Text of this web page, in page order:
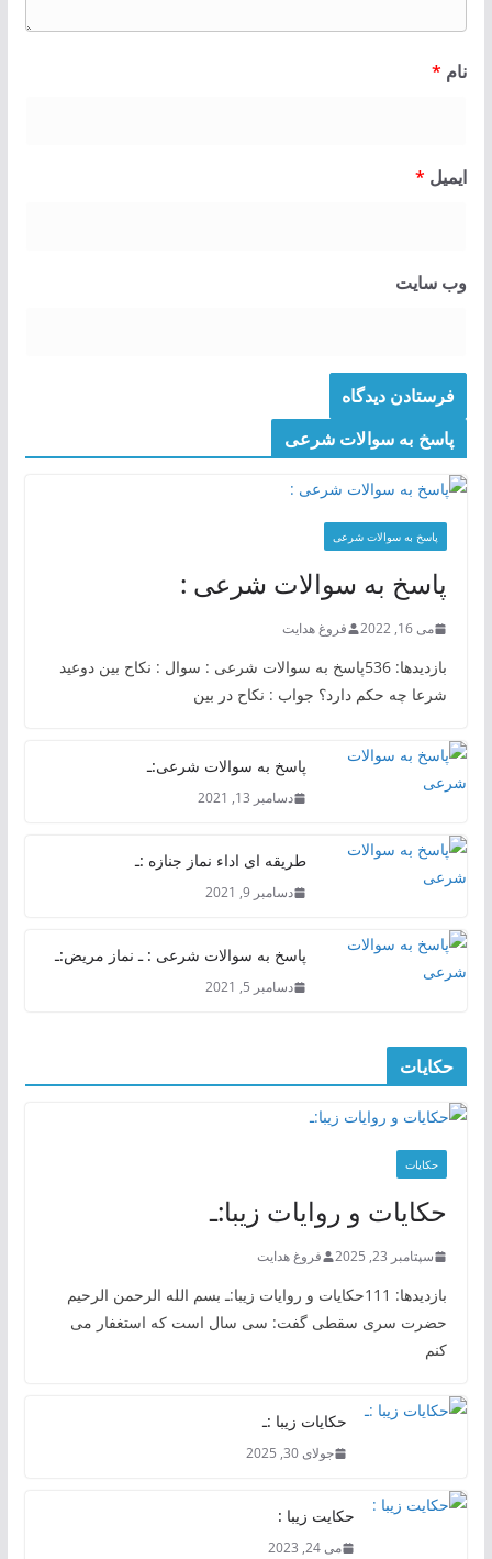
نام *
ایمیل *
وب‌ سایت
پاسخ به سوالات شرعی
پاسخ به سوالات شرعی
پاسخ به سوالات شرعی :
می 16, 2022 فروغ هدایت
بازدیدها: 536پاسخ به سوالات شرعی : سوال : نکاح بین دوعید
شرعا چه حکم دارد؟ جواب : نکاح در بین
پاسخ به سوالات شرعی:ـ
دسامبر 13, 2021
طریقه ای اداء نماز جنازه :ـ
دسامبر 9, 2021
پاسخ به سوالات شرعی : ـ نماز مریض:ـ
دسامبر 5, 2021
حکایات
حکایات
حکایات و روایات زیبا:ـ
سپتامبر 23, 2025 فروغ هدایت
بازدیدها: 111حکایات و روایات زیبا:ـ بسم الله الرحمن الرحیم
حضرت سری سقطی گفت: سی سال است که استغفار می
کنم
حکایات زیبا :ـ
جولای 30, 2025
حکایت زیبا :
می 24, 2023